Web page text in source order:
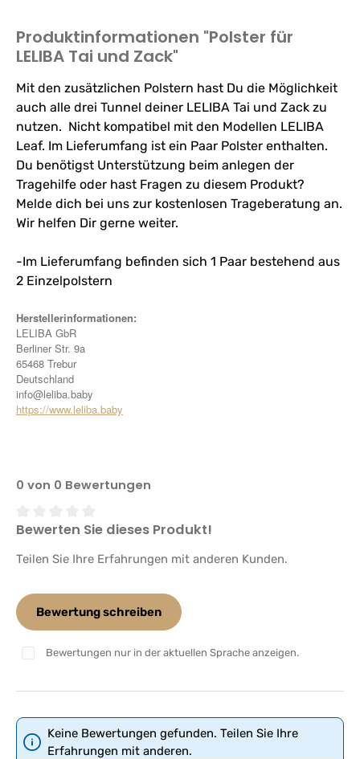
Produktinformationen "Polster für
LELIBA Tai und Zack"
Mit den zusätzlichen Polstern hast Du die Möglichkeit
auch alle drei Tunnel deiner LELIBA Tai und Zack zu
nutzen. Nicht kompatibel mit den Modellen LELIBA
Leaf. Im Lieferumfang ist ein Paar Polster enthalten.
Du benötigst Unterstützung beim anlegen der
Tragehilfe oder hast Fragen zu diesem Produkt?
Melde dich bei uns zur kostenlosen Trageberatung an.
Wir helfen Dir gerne weiter.
-Im Lieferumfang befinden sich 1 Paar bestehend aus
2 Einzelpolstern
Herstellerinformationen:
LELIBA GbR
Berliner Str. 9a
65468 Trebur
Deutschland
info@leliba.baby
https://www.leliba.baby
0 von 0 Bewertungen
Durchschnittliche Bewertung von 0 von 5 Sternen
Bewerten Sie dieses Produkt!
Teilen Sie Ihre Erfahrungen mit anderen Kunden.
Bewertung schreiben
Bewertungen nur in der aktuellen Sprache anzeigen.
Keine Bewertungen gefunden. Teilen Sie Ihre
Erfahrungen mit anderen.